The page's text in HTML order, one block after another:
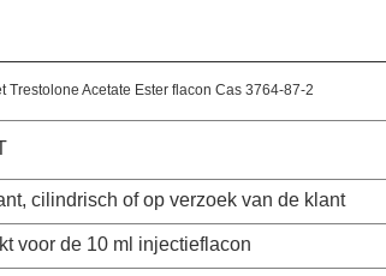
Trestolone Acetate Ester flacon Cas 3764-87-2
cilindrisch of op verzoek van de klant
voor de 10 ml injectieflacon